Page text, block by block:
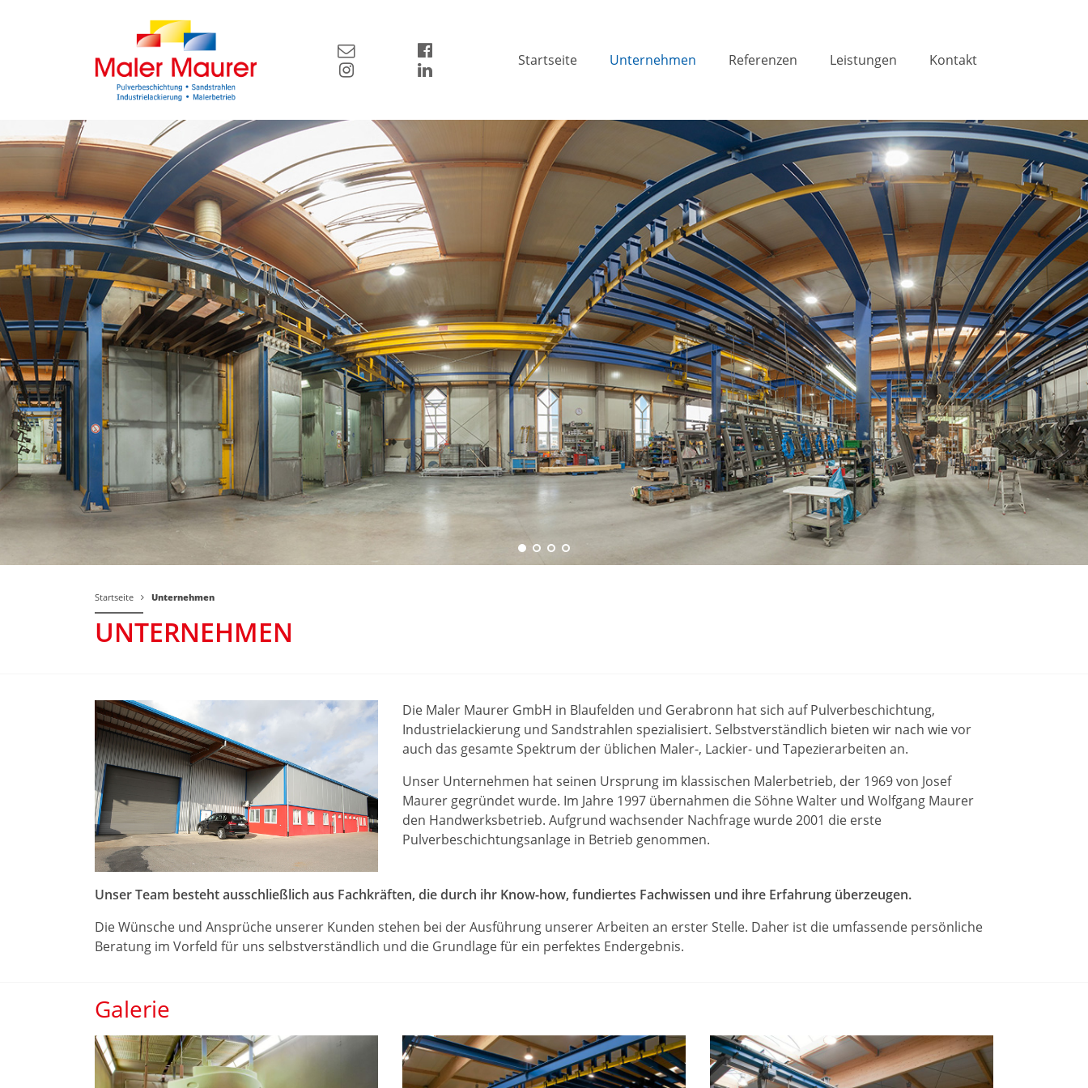
Startseite Unternehmen Referenzen Leistungen Kontakt
Startseite Unternehmen
UNTERNEHMEN
Die Maler Maurer GmbH in Blaufelden und Gerabronn hat sich auf Pulverbeschichtung,
Industrielackierung und Sandstrahlen spezialisiert. Selbstverständlich bieten wir nach wie vor
auch das gesamte Spektrum der üblichen Maler-, Lackier- und Tapezierarbeiten an.
Unser Unternehmen hat seinen Ursprung im klassischen Malerbetrieb, der 1969 von Josef
Maurer gegründet wurde. Im Jahre 1997 übernahmen die Söhne Walter und Wolfgang Maurer
den Handwerksbetrieb. Aufgrund wachsender Nachfrage wurde 2001 die erste
Pulverbeschichtungsanlage in Betrieb genommen.
Unser Team besteht ausschließlich aus Fachkräften, die durch ihr Know-how, fundiertes Fachwissen und ihre Erfahrung überzeugen.
Die Wünsche und Ansprüche unserer Kunden stehen bei der Ausführung unserer Arbeiten an erster Stelle. Daher ist die umfassende persönliche
Beratung im Vorfeld für uns selbstverständlich und die Grundlage für ein perfektes Endergebnis.
Galerie